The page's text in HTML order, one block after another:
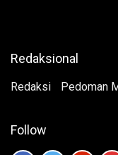
Redaksional
Redaksi Pedoman
Follow